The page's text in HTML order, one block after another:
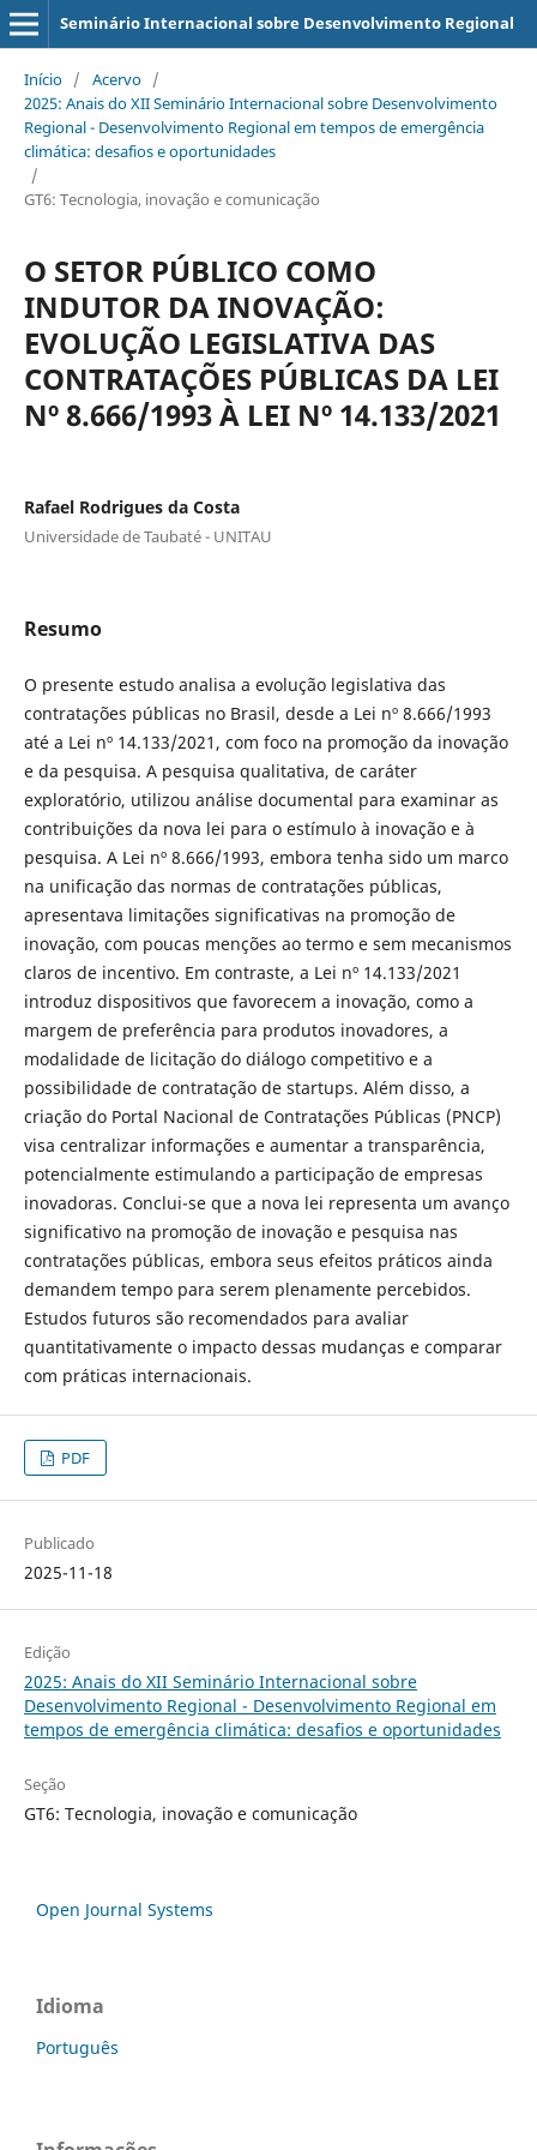
Seminário Internacional sobre Desenvolvimento Regional
Início / Acervo /
2025: Anais do XII Seminário Internacional sobre Desenvolvimento
Regional - Desenvolvimento Regional em tempos de emergência
climática: desafios e oportunidades
/
GT6: Tecnologia, inovação e comunicação
O SETOR PÚBLICO COMO
INDUTOR DA INOVAÇÃO:
EVOLUÇÃO LEGISLATIVA DAS
CONTRATAÇÕES PÚBLICAS DA LEI
Nº 8.666/1993 À LEI Nº 14.133/2021
Rafael Rodrigues da Costa
Universidade de Taubaté - UNITAU
Resumo
O presente estudo analisa a evolução legislativa das
contratações públicas no Brasil, desde a Lei nº 8.666/1993
até a Lei nº 14.133/2021, com foco na promoção da inovação
e da pesquisa. A pesquisa qualitativa, de caráter
exploratório, utilizou análise documental para examinar as
contribuições da nova lei para o estímulo à inovação e à
pesquisa. A Lei nº 8.666/1993, embora tenha sido um marco
na unificação das normas de contratações públicas,
apresentava limitações significativas na promoção de
inovação, com poucas menções ao termo e sem mecanismos
claros de incentivo. Em contraste, a Lei nº 14.133/2021
introduz dispositivos que favorecem a inovação, como a
margem de preferência para produtos inovadores, a
modalidade de licitação do diálogo competitivo e a
possibilidade de contratação de startups. Além disso, a
criação do Portal Nacional de Contratações Públicas (PNCP)
visa centralizar informações e aumentar a transparência,
potencialmente estimulando a participação de empresas
inovadoras. Conclui-se que a nova lei representa um avanço
significativo na promoção de inovação e pesquisa nas
contratações públicas, embora seus efeitos práticos ainda
demandem tempo para serem plenamente percebidos.
Estudos futuros são recomendados para avaliar
quantitativamente o impacto dessas mudanças e comparar
com práticas internacionais.
PDF
Publicado
2025-11-18
Edição
2025: Anais do XII Seminário Internacional sobre
Desenvolvimento Regional - Desenvolvimento Regional em
tempos de emergência climática: desafios e oportunidades
Seção
GT6: Tecnologia, inovação e comunicação
Open Journal Systems
Idioma
Português